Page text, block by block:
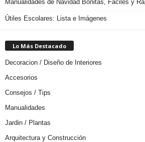
Manualidades de Navidad Bonitas, Fáciles y
Útiles Escolares: Lista e Imágenes
Lo Más Destacado
Decoracion / Diseño de Interiores
Accesorios
Consejos / Tips
Manualidades
Jardin / Plantas
Arquitectura y Construcción